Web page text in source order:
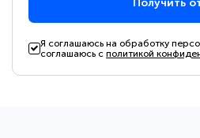
Получить
Я соглашаюсь на обработку
соглашаюсь сполитикой